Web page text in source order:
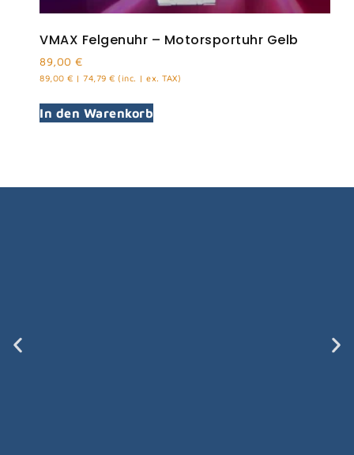
VMAX Felgenuhr – Motorsportuhr Gelb
89,00 €
89,00 € | 74,79 € (inc. | ex. TAX)
In den Warenkorb